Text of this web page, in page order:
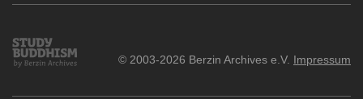
Study
Buddhism
© 2003-2026 Berzin Archives e.V. Impressum